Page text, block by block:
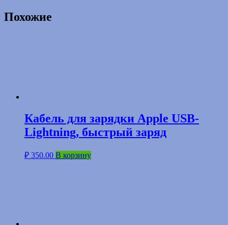
Похожие
Кабель для зарядки Apple USB-
Lightning, быстрый заряд
₽ 350.00 В корзину